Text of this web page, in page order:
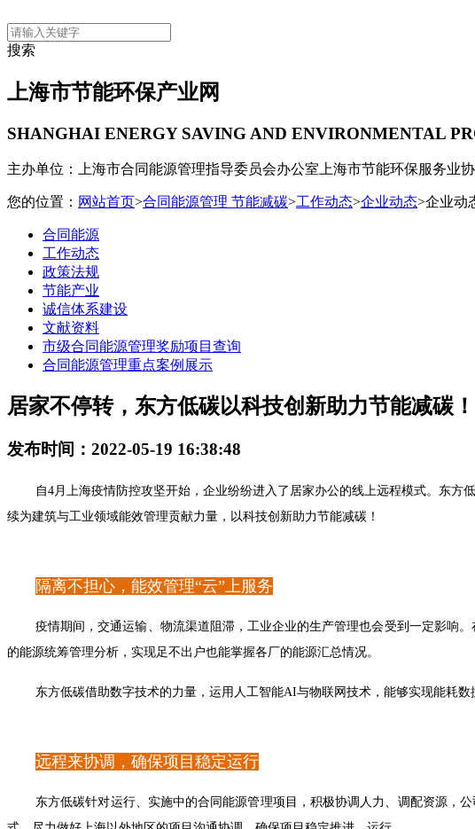
搜索
上海市节能环保产业网
SHANGHAI ENERGY SAVING AND ENVIRONMENTAL
主办单位：上海市合同能源管理指导委员会办公室 上海市节能环保服务业
您的位置： 网站首页>合同能源管理 节能减碳>工作动态>企业动态>企业动
合同能源
工作动态
政策法规
节能产业
诚信体系建设
文献资料
市级合同能源管理奖励项目查询
合同能源管理重点案例展示
居家不停转，东方低碳以科技创新助力节能减碳！
发布时间：2022-05-19 16:38:48
自4月上海疫情防控攻坚开始，企业纷纷进入了居家办公的线上远程模式。东
续为建筑与工业领域能效管理贡献力量，以科技创新助力节能减碳！
隔离不担心，能效管理“云”上服务
疫情期间，交通运输、物流渠道阻滞，工业企业的生产管理也会受到一定影响
的能源统筹管理分析，实现足不出户也能掌握各厂的能源汇总情况。
东方低碳借助数字技术的力量，运用人工智能AI与物联网技术，能够实现能耗
远程来协调，确保项目稳定运行
东方低碳针对运行、实施中的合同能源管理项目，积极协调人力、调配资源，